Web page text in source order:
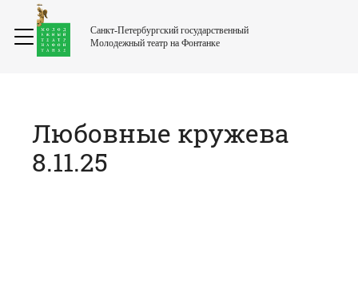
Санкт-Петербургский государственный
Молодежный театр на Фонтанке
Любовные кружева
8.11.25